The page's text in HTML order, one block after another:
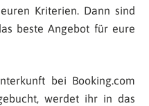
Kriterien. Dann sind
beste Angebot für eure
bei Booking.com
werdet ihr in das